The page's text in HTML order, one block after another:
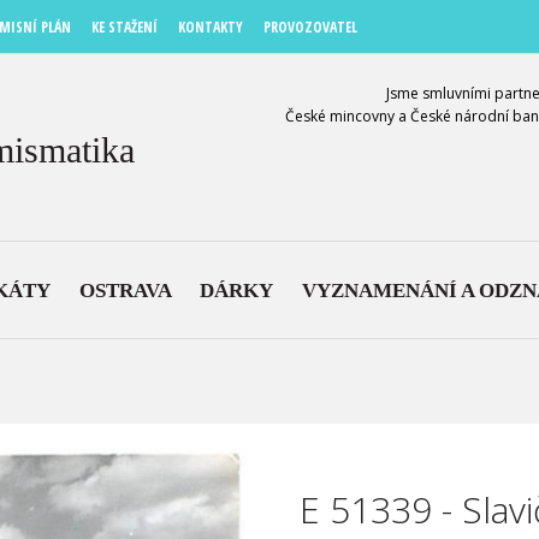
PLÁN KE STAŽENÍ KONTAKTY PROVOZOVATEL
Jsme smluvními
České mincovny a České národní
OSTRAVA DÁRKY VYZNAMENÁNÍ A
E 51339 -